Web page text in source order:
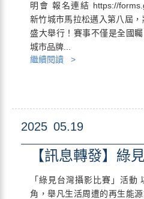
明會 報名連結 https://
新竹城市馬拉松邁入第八屆
盛大舉行！賽事不僅是全國
城市品牌...
繼續閱讀 >
2025 05.19
【訊息轉發】綠
「綠見台灣攝影比賽」活動
角，舉凡生活周遭的再生能